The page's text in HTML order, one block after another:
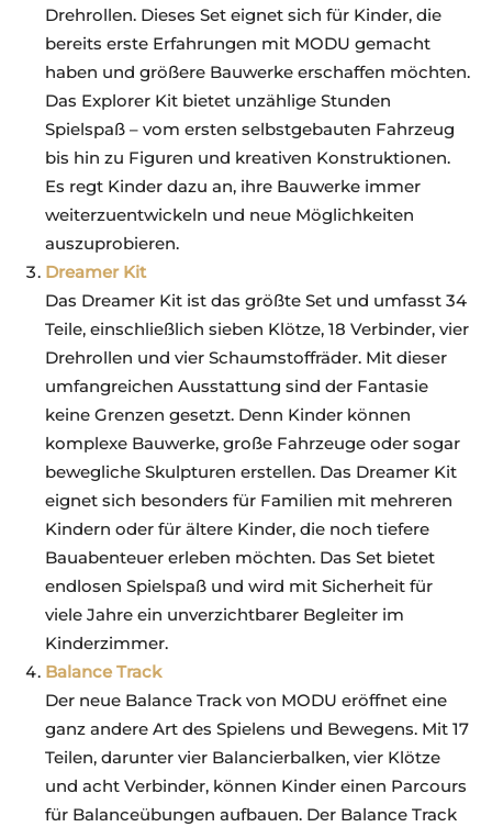
Drehrollen. Dieses Set eignet sich für Kinder, die
bereits erste Erfahrungen mit MODU gemacht
haben und größere Bauwerke erschaffen möchten.
Das Explorer Kit bietet unzählige Stunden
Spielspaß – vom ersten selbstgebauten Fahrzeug
bis hin zu Figuren und kreativen Konstruktionen.
Es regt Kinder dazu an, ihre Bauwerke immer
weiterzuentwickeln und neue Möglichkeiten
auszuprobieren.
Dreamer Kit
Das Dreamer Kit ist das größte Set und umfasst 34
Teile, einschließlich sieben Klötze, 18 Verbinder, vier
Drehrollen und vier Schaumstoffräder. Mit dieser
umfangreichen Ausstattung sind der Fantasie
keine Grenzen gesetzt. Denn Kinder können
komplexe Bauwerke, große Fahrzeuge oder sogar
bewegliche Skulpturen erstellen. Das Dreamer Kit
eignet sich besonders für Familien mit mehreren
Kindern oder für ältere Kinder, die noch tiefere
Bauabenteuer erleben möchten. Das Set bietet
endlosen Spielspaß und wird mit Sicherheit für
viele Jahre ein unverzichtbarer Begleiter im
Kinderzimmer.
Balance Track
Der neue Balance Track von MODU eröffnet eine
ganz andere Art des Spielens und Bewegens. Mit 17
Teilen, darunter vier Balancierbalken, vier Klötze
und acht Verbinder, können Kinder einen Parcours
für Balanceübungen aufbauen. Der Balance Track